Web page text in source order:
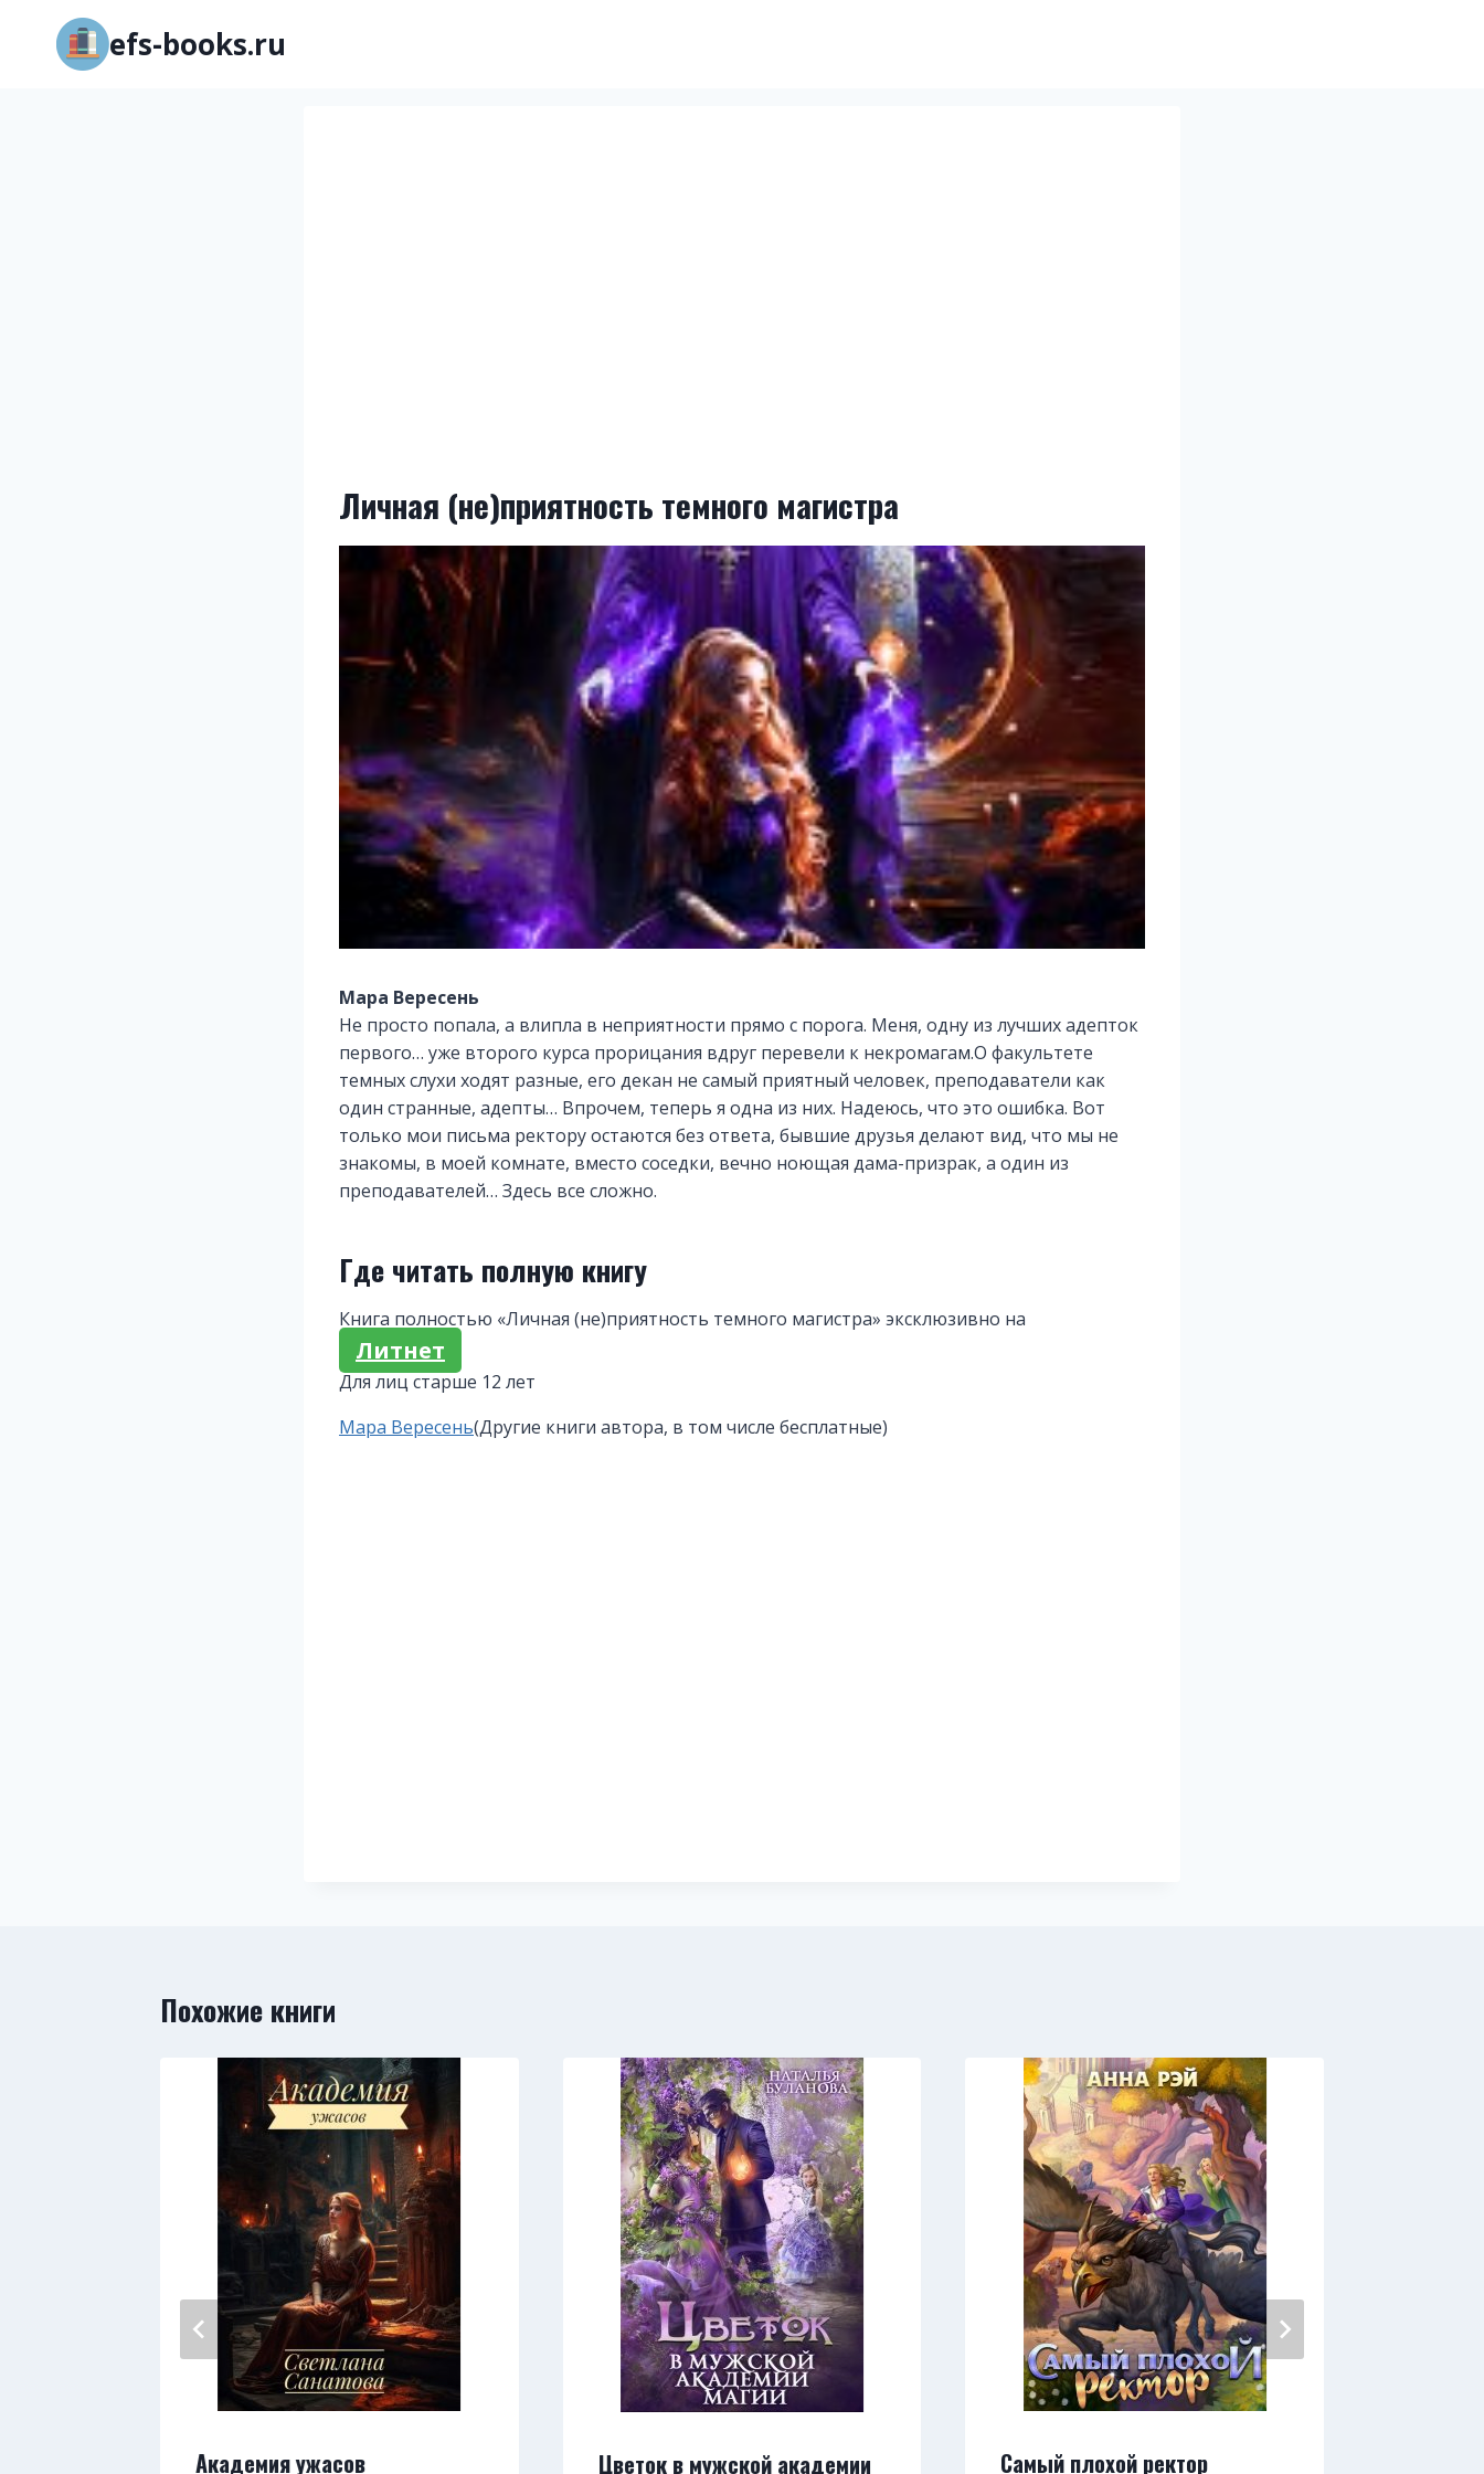
Перейти
содержимому
efs-books.ru
Личная (не)приятность темного магистра
Мара Вересень
Не просто попала, а влипла в неприятности прямо с порога. Меня, одну из лучших адепток
первого… уже второго курса прорицания вдруг перевели к некромагам.О факультете
темных слухи ходят разные, его декан не самый приятный человек, преподаватели как
один странные, адепты… Впрочем, теперь я одна из них. Надеюсь, что это ошибка. Вот
только мои письма ректору остаются без ответа, бывшие друзья делают вид, что мы не
знакомы, в моей комнате, вместо соседки, вечно ноющая дама-призрак, а один из
преподавателей… Здесь все сложно.
Где читать полную книгу
Книга полностью «Личная (не)приятность темного магистра» эксклюзивно на
Литнет
Для лиц старше 12 лет
Метки
Мара Вересень(Другие книги автора, в том числе бесплатные)
Похожие книги
Академия ужасов Цветок в мужской академии Самый плохой ректор